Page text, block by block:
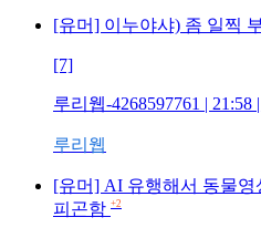
[유머] 이누야샤) 좀 일찍
[7]
루리웹-4268597761 | 21:58
루리웹
[유머] AI 유행해서 동물영
피곤함 +2